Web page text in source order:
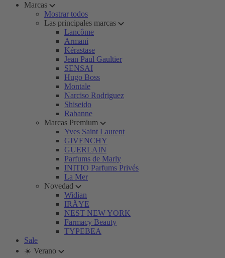
Marcas
Mostrar todos
Las principales marcas
Lancôme
Armani
Kérastase
Jean Paul Gaultier
SENSAI
Hugo Boss
Montale
Narciso Rodriguez
Shiseido
Rabanne
Marcas Premium
Yves Saint Laurent
GIVENCHY
GUERLAIN
Parfums de Marly
INITIO Parfums Privés
La Mer
Novedad
Widian
IRÄYE
NEST NEW YORK
Farmacy Beauty
TYPEBEA
Sale
☀️ Verano